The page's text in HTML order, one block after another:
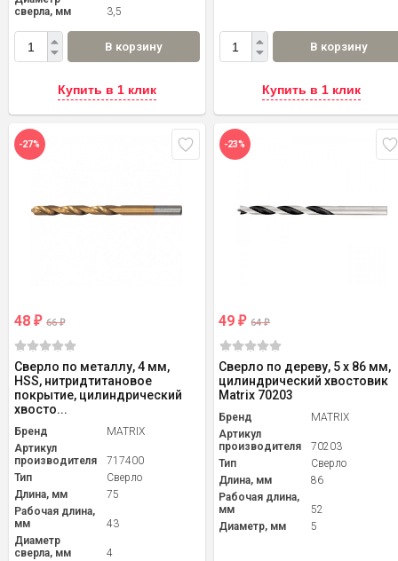
сверла, мм
3,5
В корзину
Купить в 1 клик
В корзину
Купить в 1 клик
-27%
48 ₽ 66₽
Сверло по металлу, 4 мм,
HSS, нитридтитановое
покрытие, цилиндрический
хвосто...
Бренд
MATRIX
Артикул
производителя
717400
Тип
Сверло
Длина, мм
75
Рабочая длина,
мм
43
Диаметр
сверла, мм
4
-23%
49₽ 64₽
Сверло по дереву, 5 x 86 мм,
цилиндрический хвостовик
Matrix 70203
Бренд
MATRIX
Артикул
производителя
70203
Тип
Сверло
Длина, мм
86
Рабочая длина,
мм
52
Диаметр, мм
5